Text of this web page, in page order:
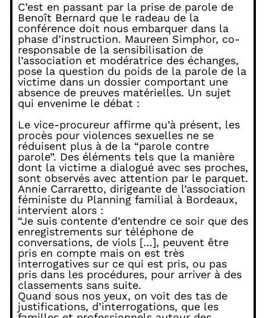
C’est en passant par la prise de parole de
Benoît Bernard que le radeau de la
conférence doit nous embarquer dans la
phase d’instruction. Maureen Simphor, co-
responsable de la sensibilisation de
l’association et modératrice des échanges,
pose la question du poids de la parole de la
victime dans un dossier comportant une
absence de preuves matérielles. Un sujet
qui envenime le débat :
Le vice-procureur affirme qu’à présent, les
procès pour violences sexuelles ne se
réduisent plus à de la “parole contre
parole”. Des éléments tels que la manière
dont la victime a dialogué avec ses proches,
sont observés avec attention par le parquet.
Annie Carraretto, dirigeante de l’association
féministe du Planning familial à Bordeaux,
intervient alors :
“Je suis contente d’entendre ce soir que des
enregistrements sur téléphone de
conversations, de viols […], peuvent être
pris en compte mais on est très
interrogatives sur ce qui est pris, ou pas
pris dans les procédures, pour arriver à des
classements sans suite.
Quand sous nos yeux, on voit des tas de
justifications, d’interrogations, que les